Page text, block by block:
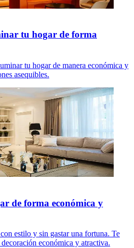
tu hogar de forma
tu hogar de manera económica y
asequibles.
de forma económica y
estilo y sin gastar una fortuna. Te
económica y atractiva.